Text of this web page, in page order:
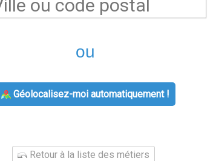
ou
Géolocalisez-moi automatiquement !
Retour à la liste des métiers